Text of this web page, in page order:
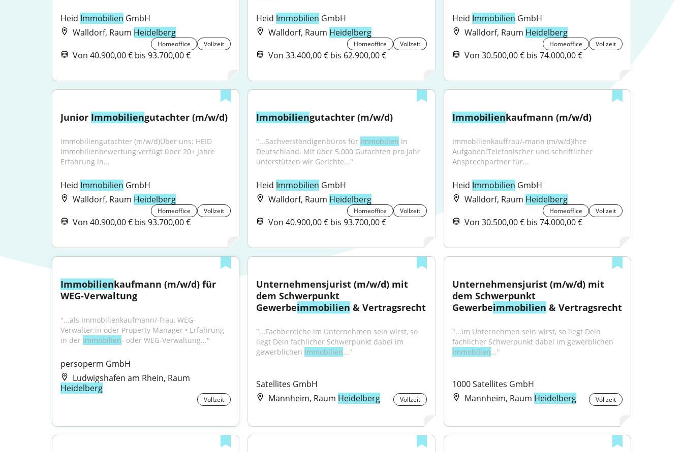
Heid Immobilien GmbH
Walldorf, Raum Heidelberg
Homeoffice Vollzeit
Von 40.900,00 € bis 93.700,00 €
Heid Immobilien GmbH
Walldorf, Raum Heidelberg
Homeoffice Vollzeit
Von 33.400,00 € bis 62.900,00 €
Heid Immobilien GmbH
Walldorf, Raum Heidelberg
Homeoffice Vollzeit
Von 30.500,00 € bis 74.000,00 €
Junior Immobiliengutachter (m/w/d)
Immobiliengutachter (m/w/d)Über uns: HEID
Immobilienbewertung verfügt über 20+ Jahre
Erfahrung in...
Heid Immobilien GmbH
Walldorf, Raum Heidelberg
Homeoffice Vollzeit
Von 40.900,00 € bis 93.700,00 €
Immobiliengutachter (m/w/d)
"...Sachverständigenbüros für Immobilien in
Deutschland. Mit über 5.000 Gutachten pro Jahr
unterstützen wir Gerichte..."
Heid Immobilien GmbH
Walldorf, Raum Heidelberg
Homeoffice Vollzeit
Von 40.900,00 € bis 93.700,00 €
Immobilienkaufmann (m/w/d)
Immobilienkauffrau/-mann (m/w/d)Ihre
Aufgaben:Telefonischer und schriftlicher
Ansprechpartner für...
Heid Immobilien GmbH
Walldorf, Raum Heidelberg
Homeoffice Vollzeit
Von 30.500,00 € bis 74.000,00 €
Immobilienkaufmann (m/w/d) für
WEG-Verwaltung
"...als Immobilienkaufmann/-frau, WEG-
Verwalter:in oder Property Manager • Erfahrung
in der Immobilien- oder WEG-Verwaltung..."
persoperm GmbH
Ludwigshafen am Rhein, Raum
Heidelberg
Vollzeit
Unternehmensjurist (m/w/d) mit
dem Schwerpunkt
Gewerbeimmobilien & Vertragsrecht
"...Fachbereiche im Unternehmen sein wirst, so
liegt Dein fachlicher Schwerpunkt dabei im
gewerblichen Immobilien..."
Satellites GmbH
Mannheim, Raum Heidelberg Vollzeit
Unternehmensjurist (m/w/d) mit
dem Schwerpunkt
Gewerbeimmobilien & Vertragsrecht
"...im Unternehmen sein wirst, so liegt Dein
Immobilien..."
1000 Satellites GmbH
Mannheim, Raum Heidelberg Vollzeit